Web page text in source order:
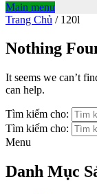
Main menu
Trang Chủ / 120l
Nothing
It seems we can’t
can help.
Tìm kiếm cho:
Tìm kiếm cho:
Menu
Danh Mục